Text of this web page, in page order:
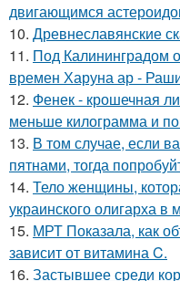
двигающимся
10. Древнеславянские
11. Под Калининградом
времен Харуна ар -
12. Фенек - крошечная
меньше килограмма и
13. В том случае, если
пятнами, тогда
14. Тело женщины,
украинского олигарха
15. МРТ Показала, как
зависит от витамина C.
16. Застывшее среди